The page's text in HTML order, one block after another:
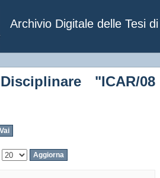
Archivio Digitale delle Tesi
"ICAR/
"ICAR/08